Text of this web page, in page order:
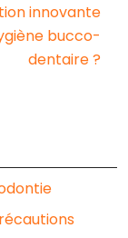
innovante
bucco-
dentaire ?